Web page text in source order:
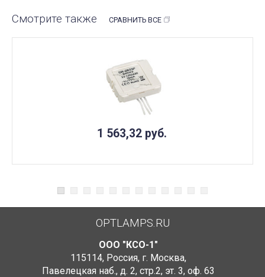
Смотрите также СРАВНИТЬ ВСЕ
1 563,32 руб.
OPTLAMPS.RU
ООО "КСО-1"
115114, Россия, г. Москва,
Павелецкая наб., д. 2, стр.2, эт. 3, оф. 63